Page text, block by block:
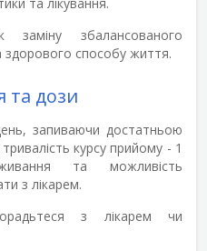
збалансованого
здорового способу життя.
та дози
запиваючи достатньою
курсу прийому - 1
та можливість
з лікарем.
з лікарем чи